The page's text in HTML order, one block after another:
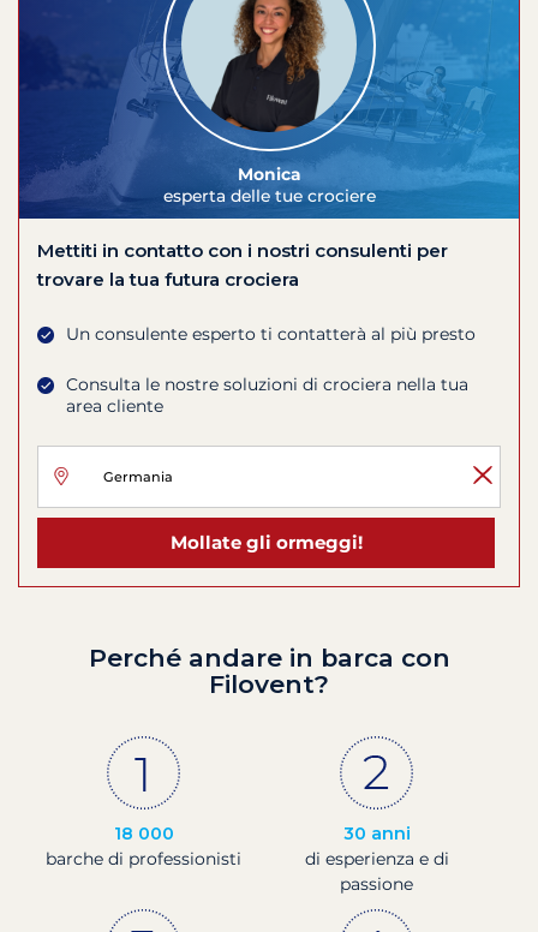
Monica
esperta delle tue crociere
Mettiti in contatto con i nostri consulenti per
trovare la tua futura crociera
Un consulente esperto ti contatterà al più presto
Consulta le nostre soluzioni di crociera nella tua
area cliente
Mollate gli ormeggi!
Perché andare in barca con
Filovent?
18 000
barche di professionisti
30 anni
di esperienza e di
passione